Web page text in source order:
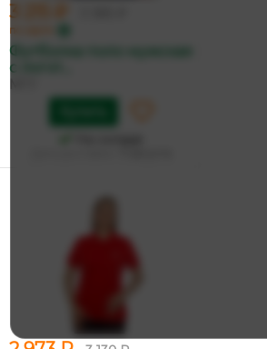
3 215 ₽
по карте
Футболка поло мужская
с логот...